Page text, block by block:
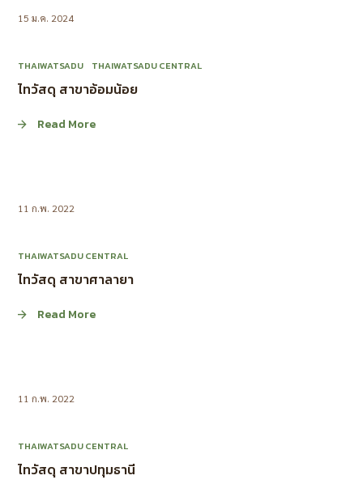
15 ม.ค. 2024
THAIWATSADU THAIWATSADU CENTRAL
ไทวัสดุ สาขาอ้อมน้อย
Read More
11 ก.พ. 2022
THAIWATSADU CENTRAL
ไทวัสดุ สาขาศาลายา
Read More
11 ก.พ. 2022
THAIWATSADU CENTRAL
ไทวัสดุ สาขาปทุมธานี